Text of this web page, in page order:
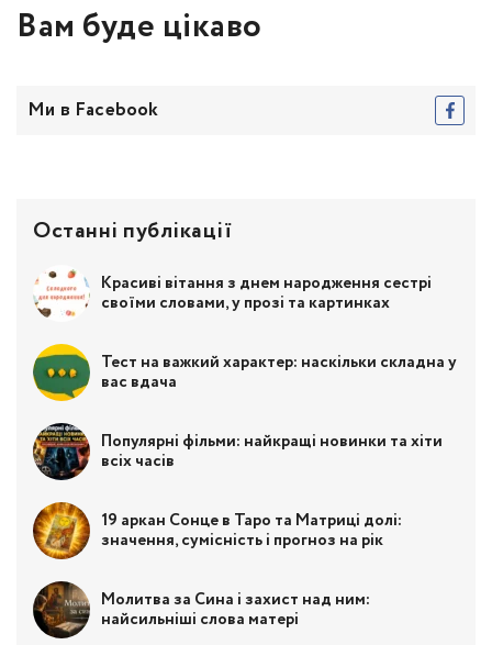
Вам буде цікаво
Ми в Facebook
Останні публікації
Красиві вітання з днем народження сестрі
своїми словами, у прозі та картинках
Тест на важкий характер: наскільки складна у
вас вдача
Популярні фільми: найкращі новинки та хіти
всіх часів
19 аркан Сонце в Таро та Матриці долі:
значення, сумісність і прогноз на рік
Молитва за Сина і захист над ним:
найсильніші слова матері